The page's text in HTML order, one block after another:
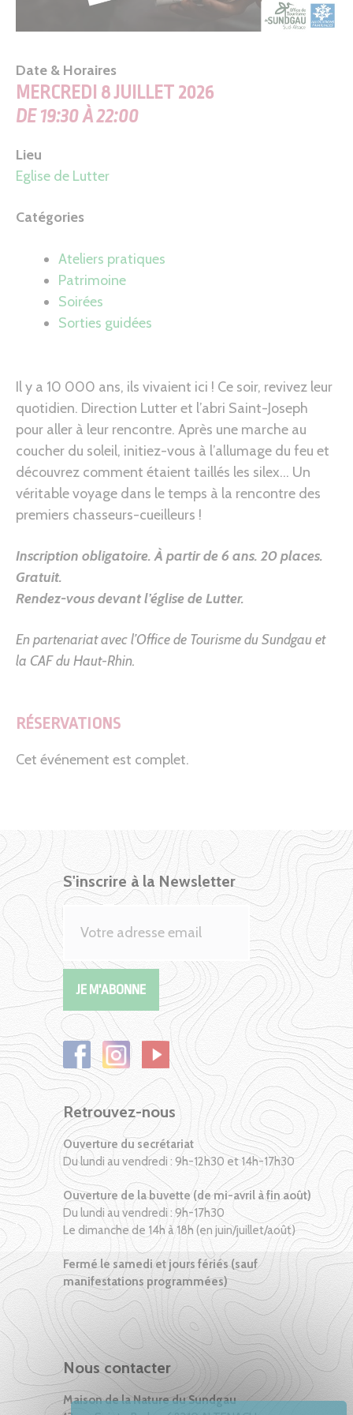
Date & Horaires
MERCREDI 8 JUILLET 2026
DE 19:30 À 22:00
Lieu
Eglise de Lutter
Catégories
Ateliers pratiques
Patrimoine
Soirées
Sorties guidées
Il y a 10 000 ans, ils vivaient ici ! Ce soir, revivez leur
quotidien. Direction Lutter et l’abri Saint-Joseph
pour aller à leur rencontre. Après une marche au
coucher du soleil, initiez-vous à l’allumage du feu et
découvrez comment étaient taillés les silex… Un
véritable voyage dans le temps à la rencontre des
premiers chasseurs-cueilleurs !
Inscription obligatoire. À partir de 6 ans. 20 places.
Gratuit.
Rendez-vous devant l’église de Lutter.
En partenariat avec l’Office de Tourisme du Sundgau et
la CAF du Haut-Rhin.
RÉSERVATIONS
Cet événement est complet.
S'inscrire à la Newsletter
Retrouvez-nous
Ouverture du secrétariat
Du lundi au vendredi : 9h-12h30 et 14h-17h30
Ouverture de la buvette (de mi-avril à fin août)
Du lundi au vendredi : 9h-17h30
Le dimanche de 14h à 18h (en juin/juillet/août)
Fermé le samedi et jours fériés (sauf
manifestations programmées)
Nous contacter
Maison de la Nature du Sundgau